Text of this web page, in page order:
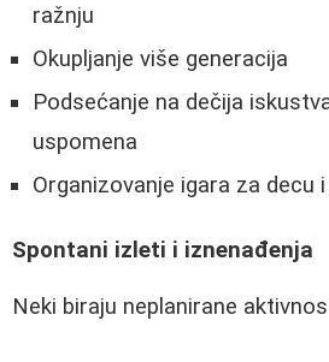
ražnju
Okupljanje više generacija
Podsećanje na dečija
uspomena
Organizovanje igara za decu
Spontani izleti i iznenađenja
Neki biraju neplanirane